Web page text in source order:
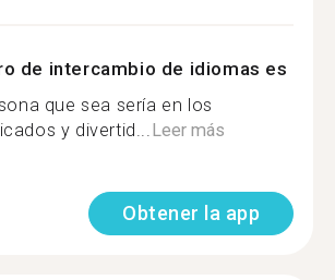
de intercambio de idiomas es
que sea sería en los
y divertid...Leer más
Obtener la app